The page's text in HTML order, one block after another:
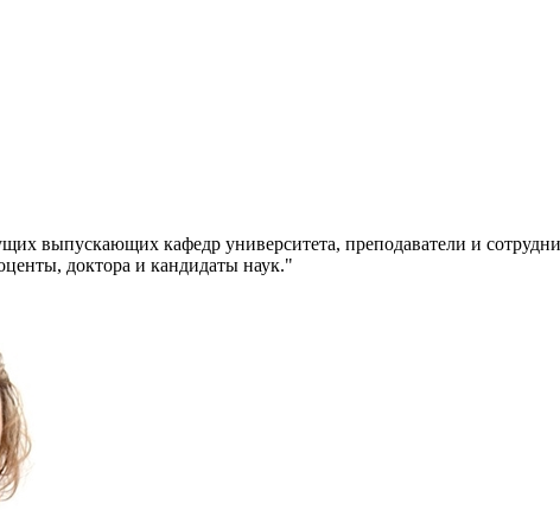
выпускающих кафедр университета, преподаватели и
доктора и кандидаты наук.